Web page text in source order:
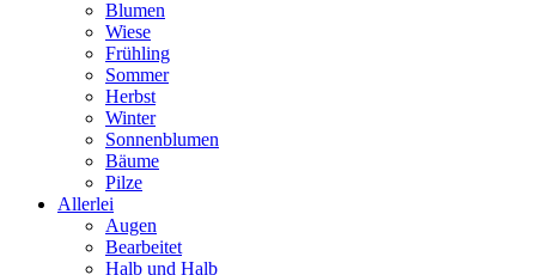
Blumen
Wiese
Frühling
Sommer
Herbst
Winter
Sonnenblumen
Bäume
Pilze
Allerlei
Augen
Bearbeitet
Halb und Halb